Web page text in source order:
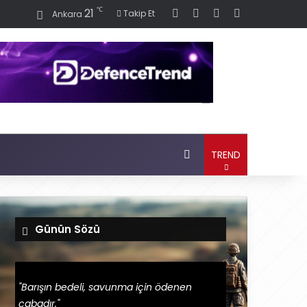
Ankara 21 ℃ Takip Et Giriş Rastgele Haber Oku
Kenar Bölmesi
TREND
Günün Sözü
"Barışın bedeli, savunma için ödenen
çabadır."